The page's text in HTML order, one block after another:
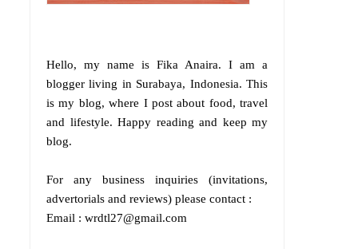
Hello, my name is Fika Anaira. I am a
blogger living in Surabaya, Indonesia. This
is my blog, where I post about food, travel
and lifestyle. Happy reading and keep my
blog.
For any business inquiries (invitations,
advertorials and reviews) please contact :
Email : wrdtl27@gmail.com